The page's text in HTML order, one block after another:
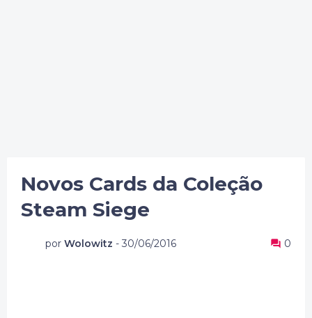
Novos Cards da Coleção
Steam Siege
por Wolowitz - 30/06/2016 0